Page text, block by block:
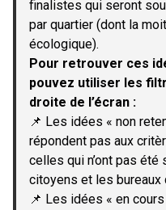
finalistes qui seront
par quartier (dont la
écologique).
Pour retrouver ces
pouvez utiliser les
droite de l’écran :
📌 Les idées « non
répondent pas aux
celles qui n’ont pas
citoyens et les bureaux
📌 Les idées « en